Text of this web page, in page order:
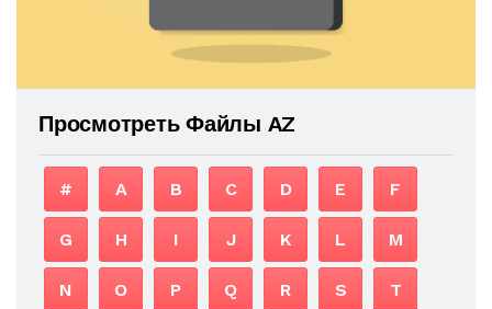
Просмотреть Файлы AZ
# A B C D E F
G H I J K L M
N O P Q R S T